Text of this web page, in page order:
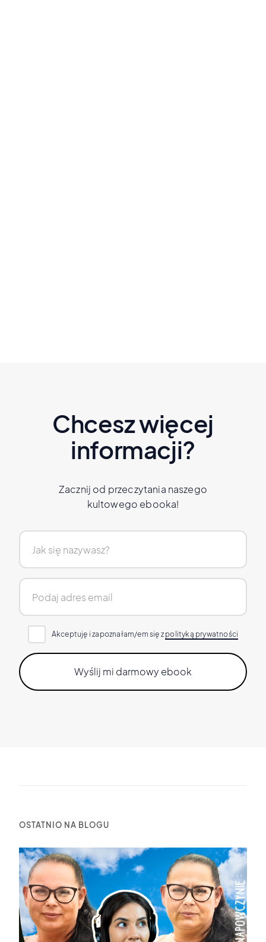
Chcesz więcej
informacji?
Zacznij od przeczytania naszego
kultowego ebooka!
Akceptuję i zapoznałam/em się z polityką prywatności
OSTATNIO NA BLOGU